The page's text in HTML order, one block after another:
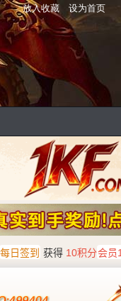
放入收藏 设为首页